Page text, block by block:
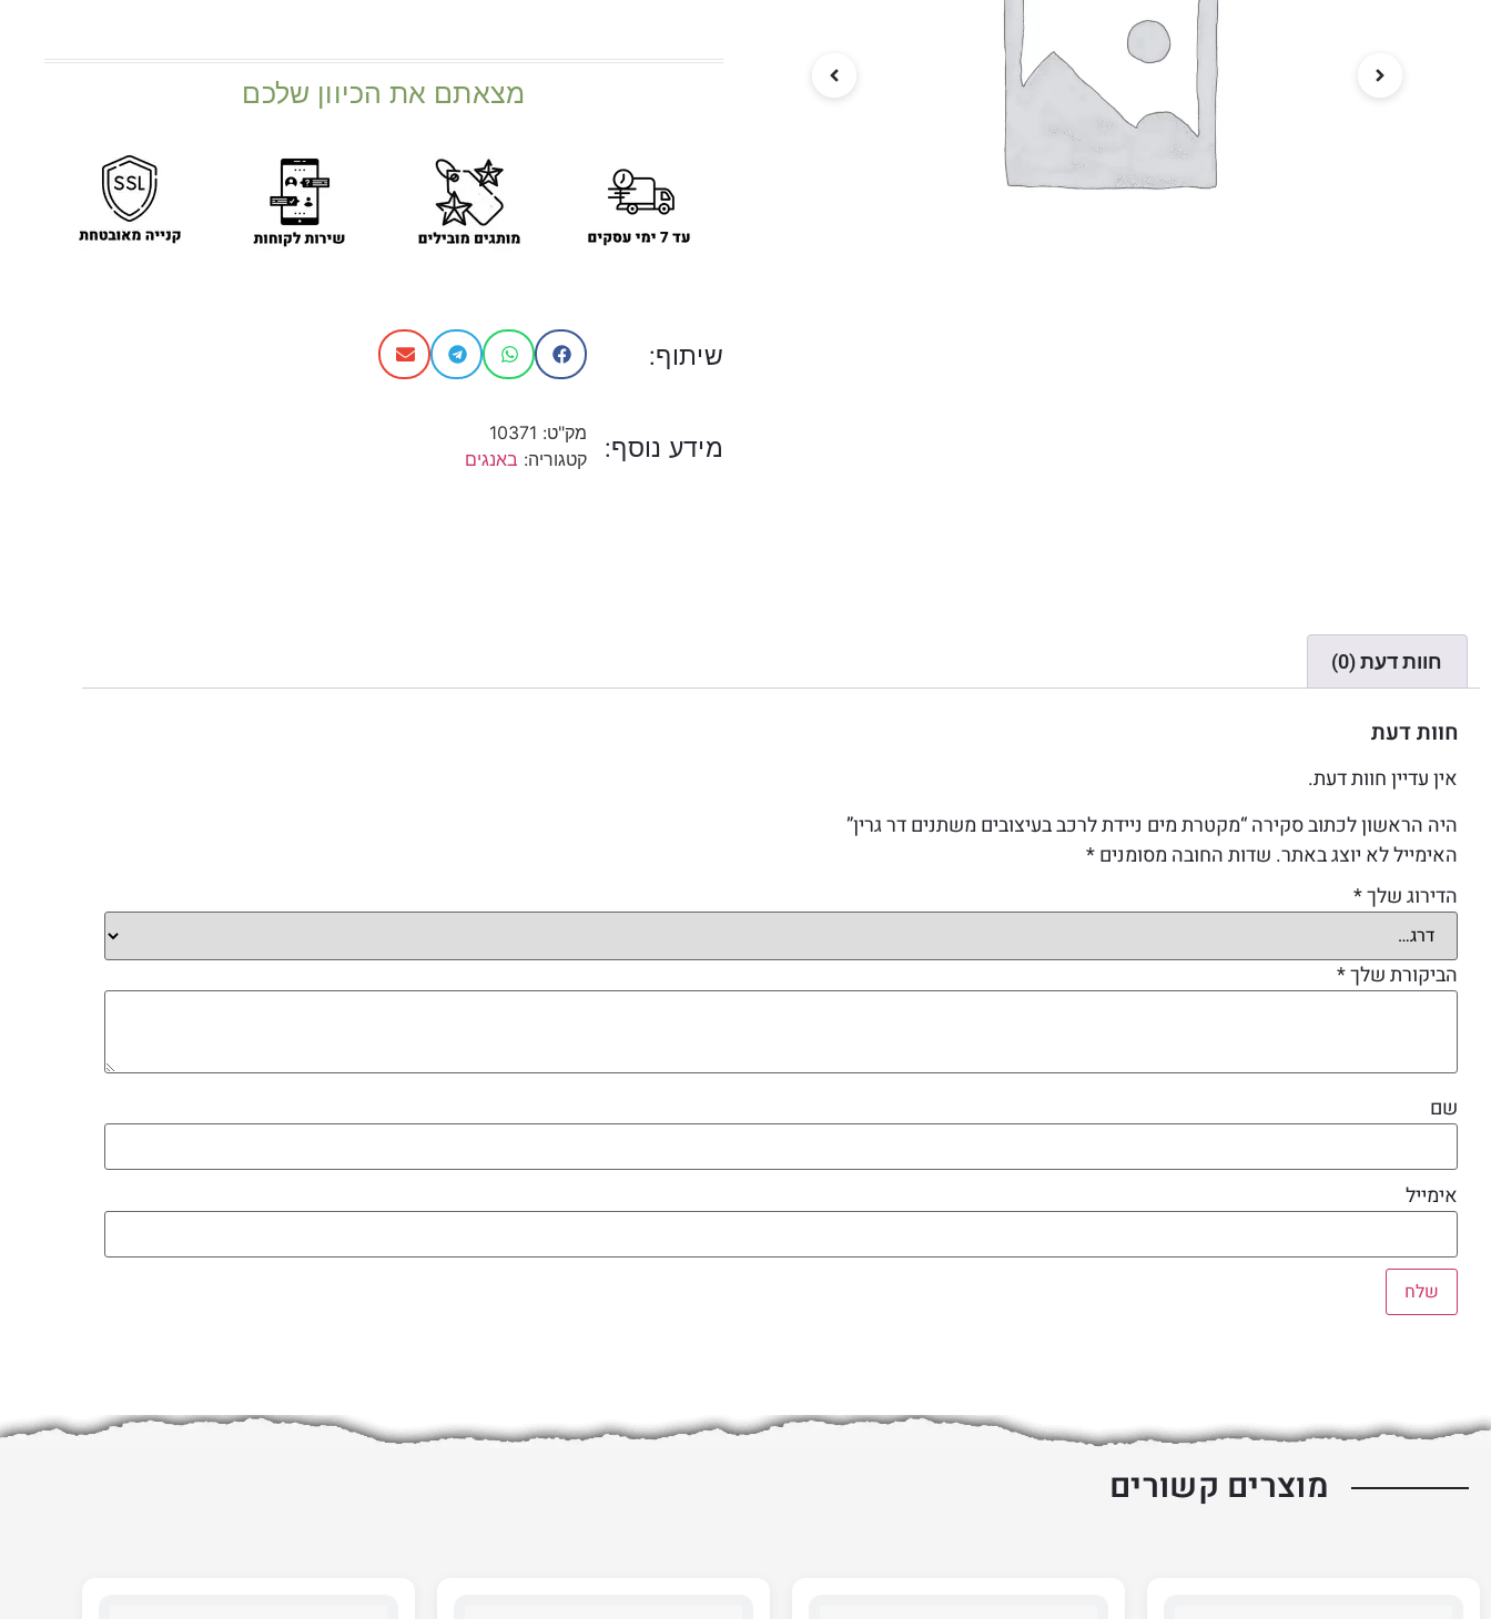
מצאתם את הכיוון שלכם
שיתוף:
מידע נוסף:
מק"ט: 10371
קטגוריה: באנגים
חוות דעת (0)
חוות דעת
אין עדיין חוות דעת.
היה הראשון לכתוב סקירה “מקטרת מים ניידת לרכב בעיצובים משתנים דר גרין”
האימייל לא יוצג באתר. שדות החובה מסומנים*
הדירוג שלך*
הביקורת שלך*
שם
אימייל
מוצרים קשורים